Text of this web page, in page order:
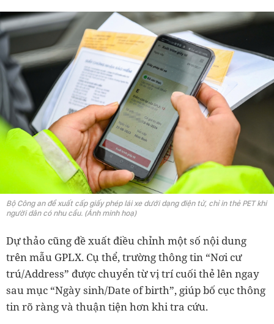
Bộ Công an đề xuất cấp giấy phép lái xe dưới dạng điện tử, chỉ in thẻ PET khi
người dân có nhu cầu. (Ảnh minh hoạ)
Dự thảo cũng đề xuất điều chỉnh một số nội dung
trên mẫu GPLX. Cụ thể, trường thông tin “Nơi cư
trú/Address” được chuyển từ vị trí cuối thẻ lên ngay
sau mục “Ngày sinh/Date of birth”, giúp bố cục thông
tin rõ ràng và thuận tiện hơn khi tra cứu.